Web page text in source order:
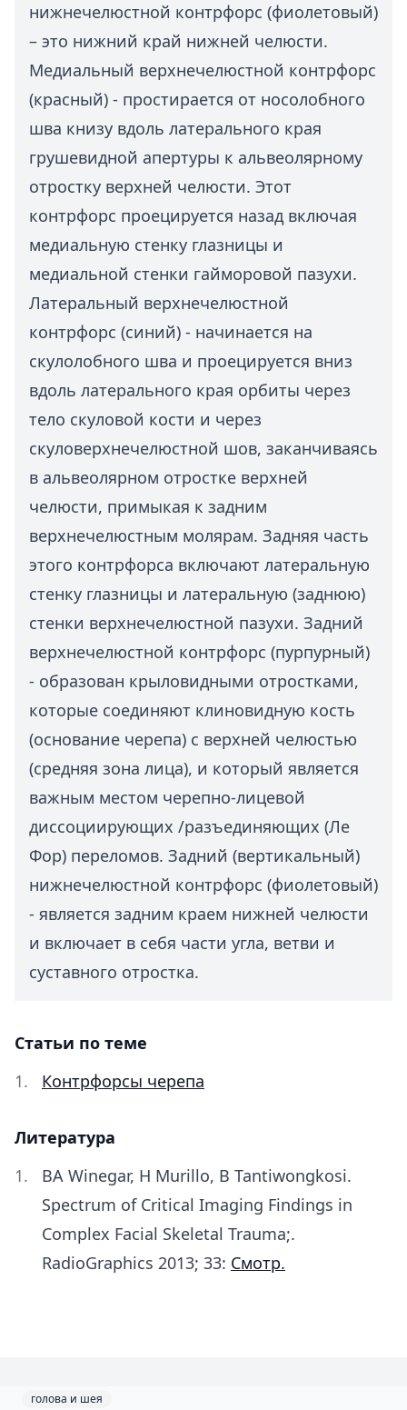
нижнечелюстной контрфорс (фиолетовый)
– это нижний край нижней челюсти.
Медиальный верхнечелюстной контрфорс
(красный) - простирается от носолобного
шва книзу вдоль латерального края
грушевидной апертуры к альвеолярному
отростку верхней челюсти. Этот
контрфорс проецируется назад включая
медиальную стенку глазницы и
медиальной стенки гайморовой пазухи.
Латеральный верхнечелюстной
контрфорс (синий) - начинается на
скулолобного шва и проецируется вниз
вдоль латерального края орбиты через
тело скуловой кости и через
скуловерхнечелюстной шов, заканчиваясь
в альвеолярном отростке верхней
челюсти, примыкая к задним
верхнечелюстным молярам. Задняя часть
этого контрфорса включают латеральную
стенку глазницы и латеральную (заднюю)
стенки верхнечелюстной пазухи. Задний
верхнечелюстной контрфорс (пурпурный)
- образован крыловидными отростками,
которые соединяют клиновидную кость
(основание черепа) с верхней челюстью
(средняя зона лица), и который является
важным местом черепно-лицевой
диссоциирующих /разъединяющих (Ле
Фор) переломов. Задний (вертикальный)
нижнечелюстной контрфорс (фиолетовый)
- является задним краем нижней челюсти
и включает в себя части угла, ветви и
суставного отростка.
Статьи по теме
Контрфорсы черепа
Литература
BA Winegar, H Murillo, B Tantiwongkosi.
Spectrum of Critical Imaging Findings in
Complex Facial Skeletal Trauma;.
RadioGraphics 2013; 33: Смотр.
голова и шея